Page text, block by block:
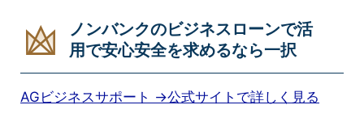
ノンバンクのビジネスローンで活
用で安心安全を求めるなら一択
AGビジネスサポート →公式サイトで詳しく見る